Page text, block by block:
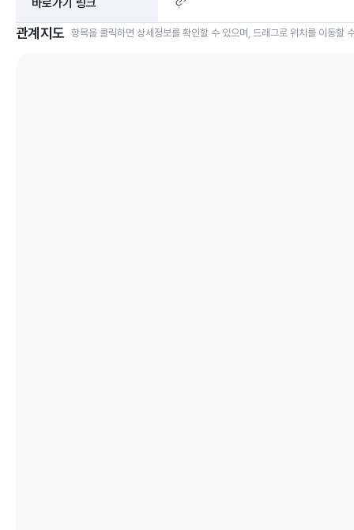
바로가기 링크
관계지도 항목을 클릭하면 상세정보를 확인할 수 있으며, 드래그로 위치를 이동할